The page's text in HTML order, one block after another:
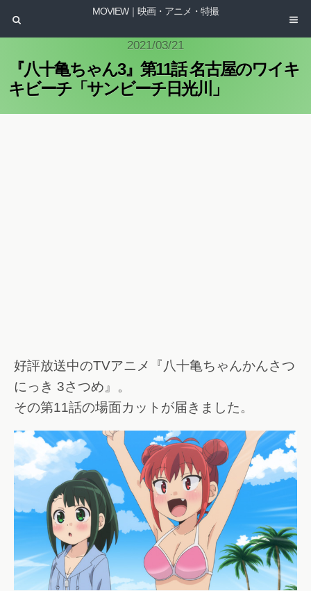
MOVIEW｜映画・アニメ・特撮
2021/03/21
『八十亀ちゃん3』第11話 名古屋のワイキ
キビーチ「サンビーチ日光川」
好評放送中のTVアニメ『八十亀ちゃんかんさつ
にっき 3さつめ』。
その第11話の場面カットが届きました。